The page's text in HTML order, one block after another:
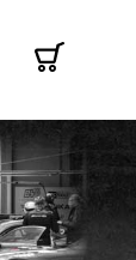
Português